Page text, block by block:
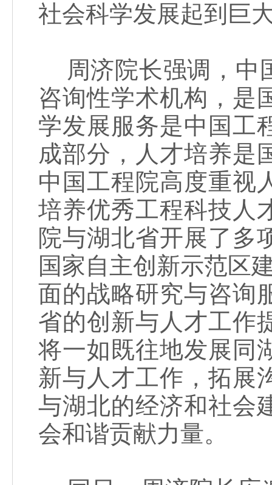
社会科学发展起到巨
周济院长强调，中
咨询性学术机构，是
学发展服务是中国工
成部分，人才培养是
中国工程院高度重视
培养优秀工程科技人
院与湖北省开展了多
国家自主创新示范区
面的战略研究与咨询
省的创新与人才工作
将一如既往地发展同
新与人才工作，拓展
与湖北的经济和社会
会和谐贡献力量。